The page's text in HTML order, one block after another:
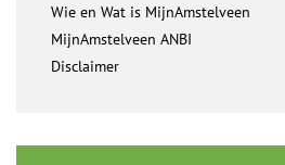
Wie en Wat is MijnAmstelveen
MijnAmstelveen ANBI
Disclaimer